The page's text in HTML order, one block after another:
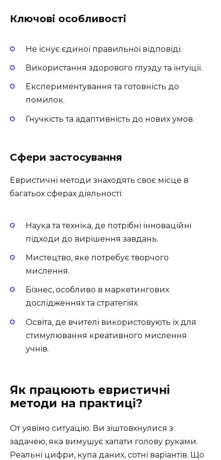
Ключові особливості
Не існує єдиної правильної відповіді.
Використання здорового глузду та інтуїції.
Експериментування та готовність до
помилок.
Гнучкість та адаптивність до нових умов.
Сфери застосування
Евристичні методи знаходять своє місце в
багатьох сферах діяльності:
Наука та техніка, де потрібні інноваційні
підходи до вирішення завдань.
Мистецтво, яке потребує творчого
мислення.
Бізнес, особливо в маркетингових
дослідженнях та стратегіях.
Освіта, де вчителі використовують їх для
стимулювання креативного мислення
учнів.
Як працюють евристичні
методи на практиці?
От уявімо ситуацію. Ви зіштовхнулися з
задачею, яка вимушує хапати голову руками.
Реальні цифри, купа даних, сотні варіантів. Що